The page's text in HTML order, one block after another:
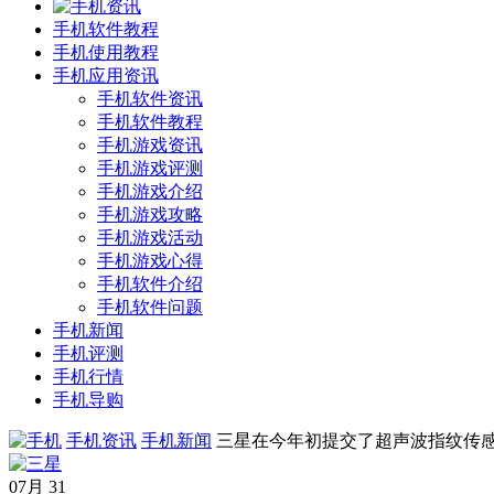
手机软件教程
手机使用教程
手机应用资讯
手机软件资讯
手机软件教程
手机游戏资讯
手机游戏评测
手机游戏介绍
手机游戏攻略
手机游戏活动
手机游戏心得
手机软件介绍
手机软件问题
手机新闻
手机评测
手机行情
手机导购
手机资讯 手机新闻 三星在今年初提交了超声波指纹传
07月 31